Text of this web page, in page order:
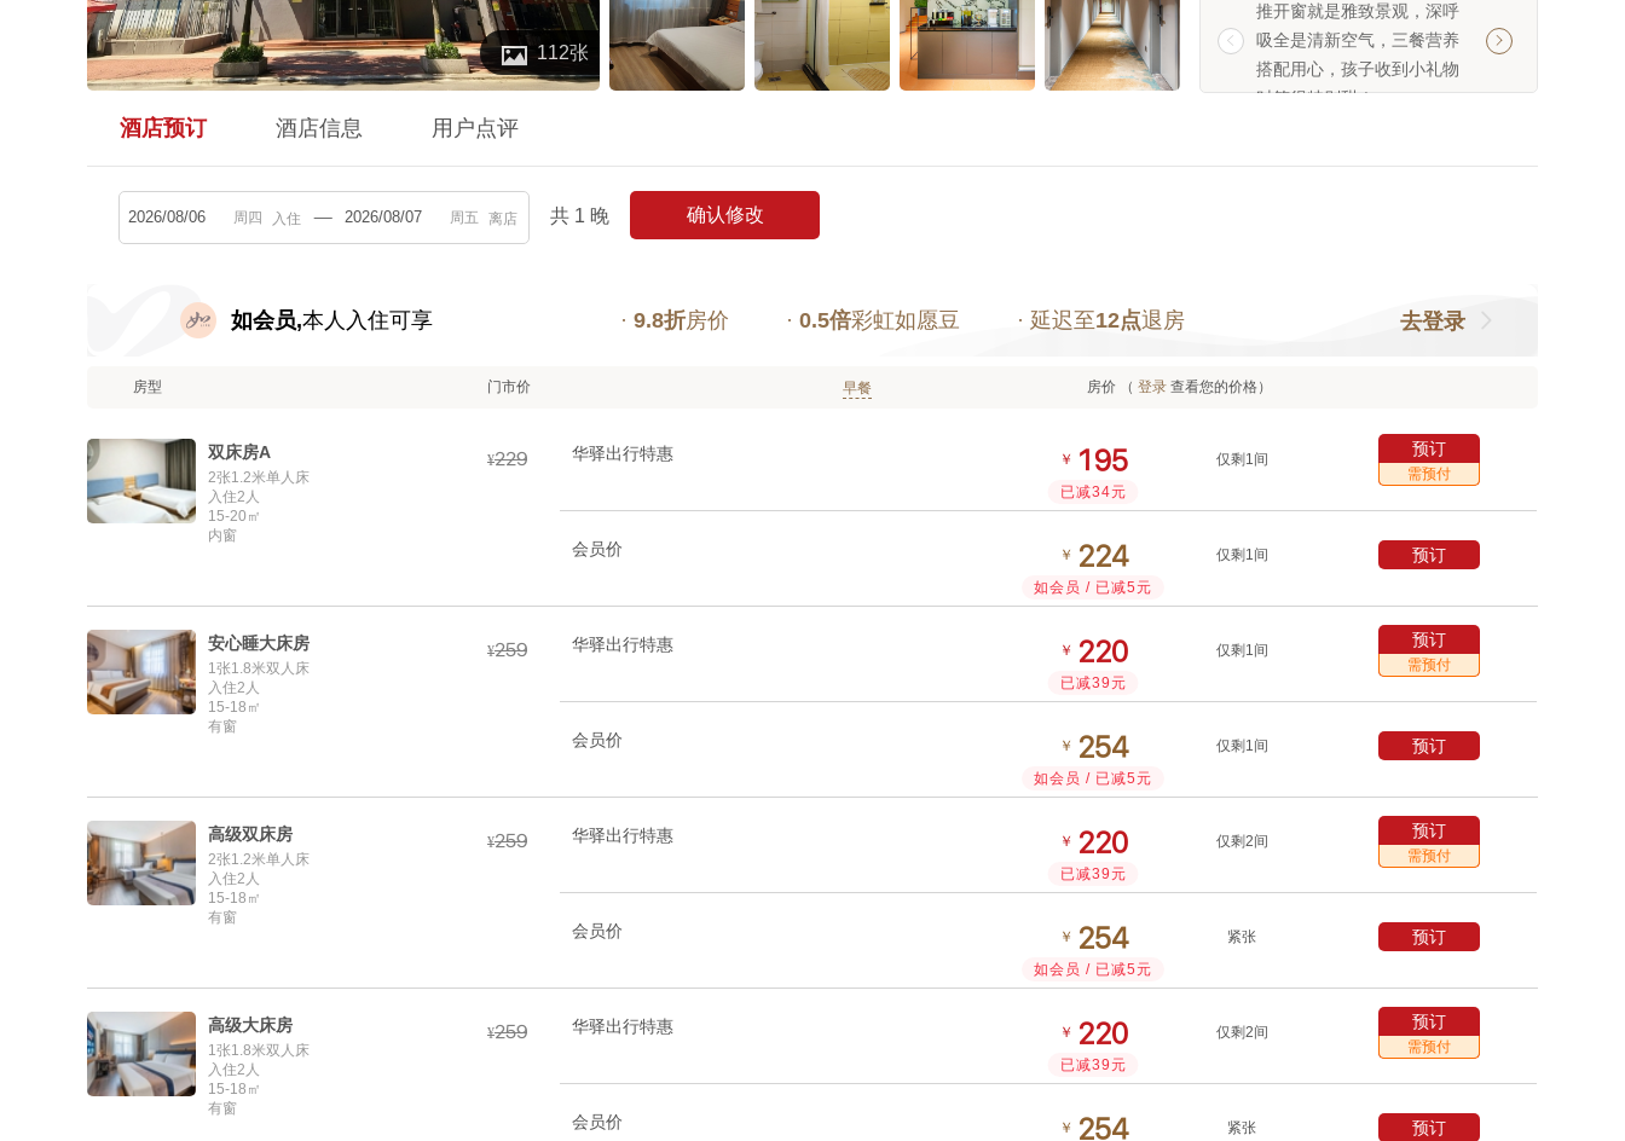
 112张

推开窗就是雅致景观，深呼
吸全是清新空气，三餐营养
搭配用心，孩子收到小礼物
时笑得特别甜！
扫及时

酒店预订 酒店信息 用户点评
入住 离店 共 1 晚 确认修改
如会员,本人入住可享 · 9.8折房价 · 0.5倍彩虹如愿豆 · 延迟至12点退房 去登录
房型 门市价 早餐 房价 （ 登录 查看您的价格）
双床房A
2张1.2米单人床
入住2人
15-20㎡
内窗
¥ 华驿出行特惠 ￥  
已减34元
仅剩1间
预订
需预付
会员价 ￥ 
如会员 / 已减5元
仅剩1间 预订
安心睡大床房
1张1.8米双人床
入住2人
15-18㎡
有窗
¥ 华驿出行特惠 ￥ 
已减39元
仅剩1间
预订
需预付
会员价 ￥ 
如会员 / 已减5元
仅剩1间 预订
高级双床房
2张1.2米单人床
入住2人
15-18㎡
有窗
¥ 华驿出行特惠 ￥ 
已减39元
仅剩2间
预订
需预付
会员价 ￥ 
如会员 / 已减5元
紧张 预订
高级大床房
1张1.8米双人床
入住2人
15-18㎡
有窗
¥ 华驿出行特惠 ￥ 
已减39元
仅剩2间
预订
需预付
会员价 ￥  紧张 预订